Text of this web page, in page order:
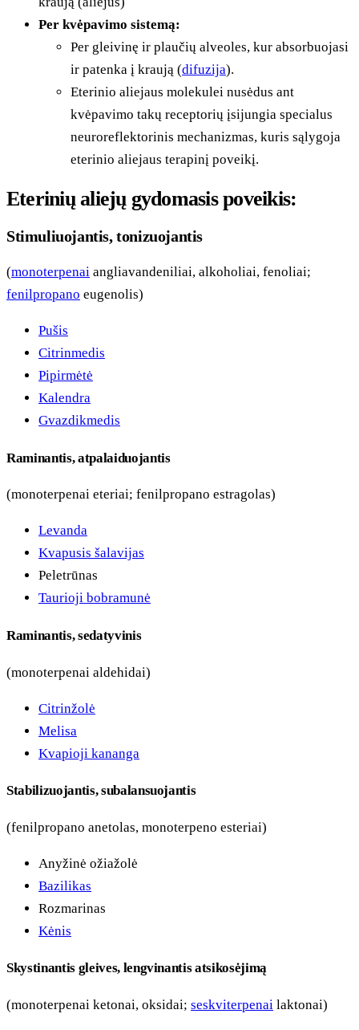
Per kvėpavimo sistemą:
Per gleivinę ir plaučių alveoles, kur absorbuojasi
ir patenka į kraują (difuzija).
Eterinio aliejaus molekulei nusėdus ant
kvėpavimo takų receptorių įsijungia specialus
neuroreflektorinis mechanizmas, kuris sąlygoja
eterinio aliejaus terapinį poveikį.
Eterinių aliejų gydomasis poveikis:
Stimuliuojantis, tonizuojantis
(monoterpenai angliavandeniliai, alkoholiai, fenoliai;
fenilpropano eugenolis)
Pušis
Citrinmedis
Pipirmėtė
Kalendra
Gvazdikmedis
Raminantis, atpalaiduojantis
(monoterpenai eteriai; fenilpropano estragolas)
Levanda
Kvapusis šalavijas
Peletrūnas
Taurioji bobramunė
Raminantis, sedatyvinis
(monoterpenai aldehidai)
Citrinžolė
Melisa
Kvapioji kananga
Stabilizuojantis, subalansuojantis
(fenilpropano anetolas, monoterpeno esteriai)
Anyžinė ožiažolė
Bazilikas
Rozmarinas
Kėnis
Skystinantis gleives, lengvinantis atsikosėjimą
(monoterpenai ketonai, oksidai; seskviterpenai laktonai)